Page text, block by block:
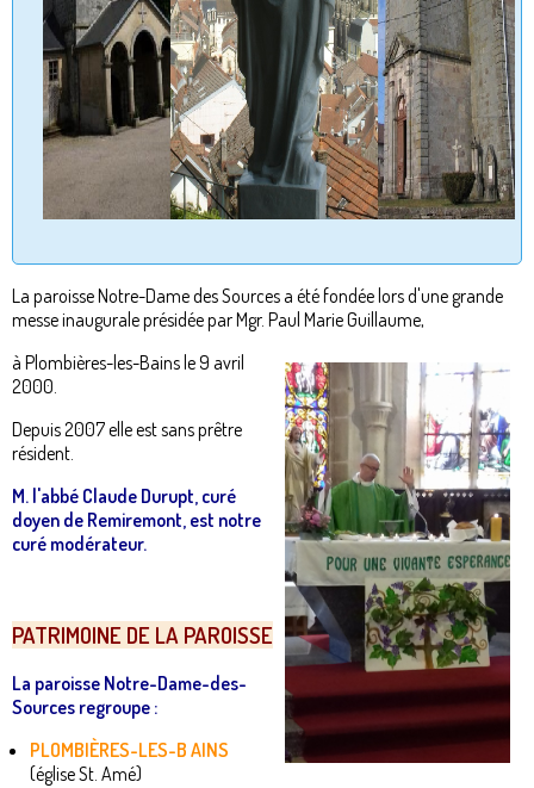
La paroisse Notre-Dame des Sources a été fondée lors d'une grande
messe inaugurale présidée par Mgr. Paul Marie Guillaume,
à Plombières-les-Bains le 9 avril
2000.
Depuis 2007 elle est sans prêtre
résident.
M. l'abbé Claude Durupt, curé
doyen de Remiremont, est notre
curé modérateur.
PATRIMOINE DE LA PAROISSE
La paroisse Notre-Dame-des-
Sources regroupe :
PLOMBIÈRES-LES-B AINS
(église St. Amé)